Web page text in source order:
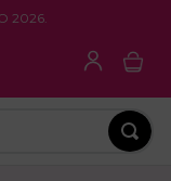
2026.